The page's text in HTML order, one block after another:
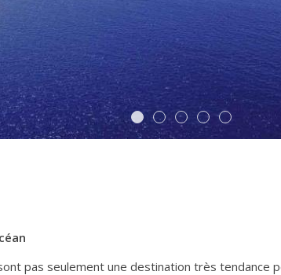
pas seulement une destination très tendance